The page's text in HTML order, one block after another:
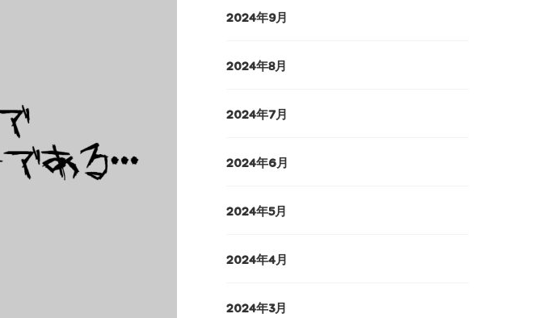
2024年9月
2024年8月
2024年7月
2024年6月
2024年5月
2024年4月
2024年3月